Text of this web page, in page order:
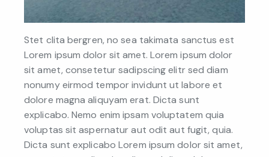
Stet clita bergren, no sea takimata sanctus est
Lorem ipsum dolor sit amet. Lorem ipsum dolor
sit amet, consetetur sadipscing elitr sed diam
nonumy eirmod tempor invidunt ut labore et
dolore magna aliquyam erat. Dicta sunt
explicabo. Nemo enim ipsam voluptatem quia
voluptas sit aspernatur aut odit aut fugit, quia.
Dicta sunt explicabo Lorem ipsum dolor sit amet,